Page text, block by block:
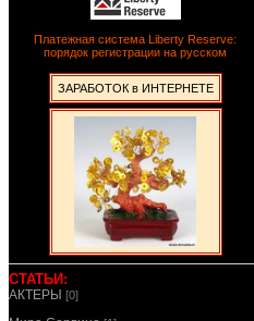
Платежная система Liberty Reserve:
порядок регистрации на русском
ЗАРАБОТОК в ИНТЕРНЕТЕ
СТАТЬИ:
АКТЕРЫ [0]